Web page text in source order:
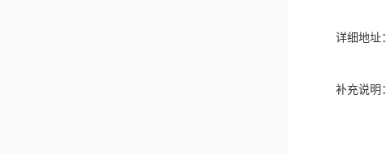
详细地址：
补充说明：